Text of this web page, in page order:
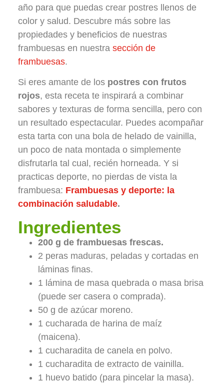
año para que puedas crear postres llenos de
color y salud. Descubre más sobre las
propiedades y beneficios de nuestras
frambuesas en nuestra sección de
frambuesas.
Si eres amante de los postres con frutos
rojos, esta receta te inspirará a combinar
sabores y texturas de forma sencilla, pero con
un resultado espectacular. Puedes acompañar
esta tarta con una bola de helado de vainilla,
un poco de nata montada o simplemente
disfrutarla tal cual, recién horneada. Y si
practicas deporte, no pierdas de vista la
frambuesa: Frambuesas y deporte: la
combinación saludable.
Ingredientes
200 g de frambuesas frescas.
2 peras maduras, peladas y cortadas en
láminas finas.
1 lámina de masa quebrada o masa brisa
(puede ser casera o comprada).
50 g de azúcar moreno.
1 cucharada de harina de maíz
(maicena).
1 cucharadita de canela en polvo.
1 cucharadita de extracto de vainilla.
1 huevo batido (para pincelar la masa).